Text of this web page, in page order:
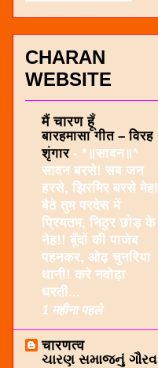
CHARAN
WEBSITE
मैं चारण हूँ
बारहमासा गीत – विरह
शृंगार - *॥सावन॥*
सावन बरसे! सब जन
हरसे, झिरमिर बरसे मेह!
बैठे तुम परदेस में
प्रियतम, निठुर छोड़ के
नेह!! बूँदों की पाजेब
पहनकर, ओढ़ चुनरिया
धानी! करे नवोढ़ा
धरती...
1 महीना पहले
चारणत्व
ચારણ સમાજનું ગૌરવ